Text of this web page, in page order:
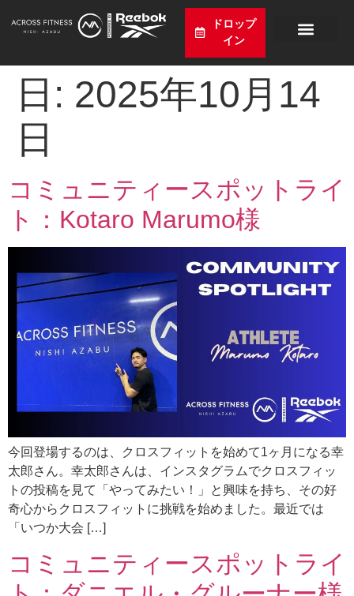
ドロップ
イン
日: 2025年10月14
日
コミュニティースポットライ
ト：Kotaro Marumo様
今回登場するのは、クロスフィットを始めて1ヶ月になる幸
太郎さん。幸太郎さんは、インスタグラムでクロスフィッ
トの投稿を見て「やってみたい！」と興味を持ち、その好
奇心からクロスフィットに挑戦を始めました。最近では
「いつか大会 […]
コミュニティースポットライ